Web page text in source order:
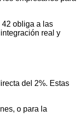
obliga a las
real y
del 2%. Estas
o para la